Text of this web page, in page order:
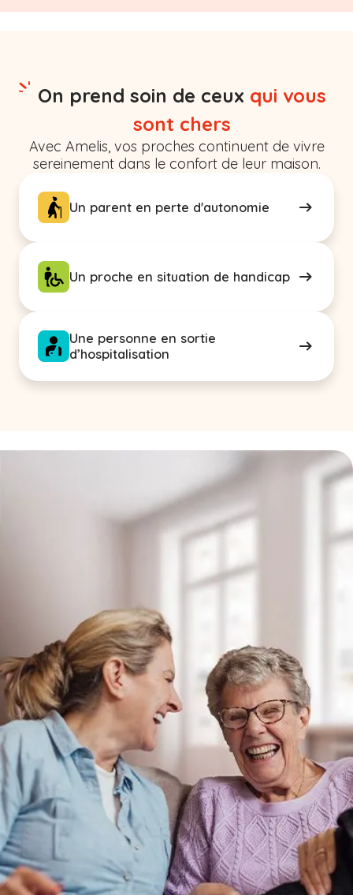
On prend soin de ceux qui vous
sont chers
Avec Amelis, vos proches continuent de vivre
sereinement dans le confort de leur maison.
Un parent en perte d'autonomie
Un proche en situation de handicap
Une personne en sortie
d’hospitalisation